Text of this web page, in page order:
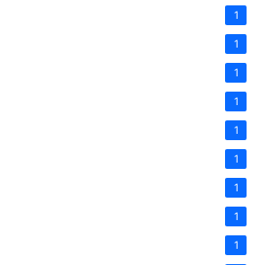
1
1
1
1
1
1
1
1
1